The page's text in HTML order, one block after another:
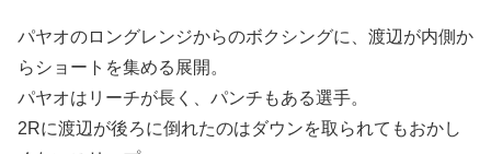
パヤオのロングレンジからのボクシングに、渡辺が内側か
らショートを集める展開。
パヤオはリーチが長く、パンチもある選手。
2Rに渡辺が後ろに倒れたのはダウンを取られてもおかし